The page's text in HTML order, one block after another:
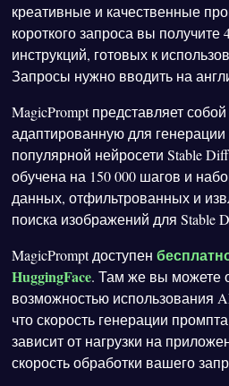
креативные и качественные
короткого запроса вы получите
инструкций, готовых к
Запросы нужно вводить на
MagicPrompt представляет
адаптированную для
популярной нейросети Stable
обучена на 150 000 шагов и
данных, отфильтрованных и
поиска изображений для Stable
MagicPrompt доступен
HuggingFace. Там же вы можете
возможностью использования
что скорость генерации
зависит от нагрузки на
скорость обработки вашего